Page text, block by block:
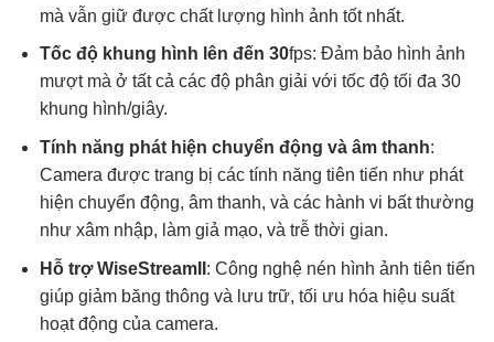
mà vẫn giữ được chất lượng hình ảnh tốt nhất.
Tốc độ khung hình lên đến 30fps: Đảm bảo hình ảnh
mượt mà ở tất cả các độ phân giải với tốc độ tối đa 30
khung hình/giây.
Tính năng phát hiện chuyển động và âm thanh:
Camera được trang bị các tính năng tiên tiến như phát
hiện chuyển động, âm thanh, và các hành vi bất thường
như xâm nhập, làm giả mạo, và trễ thời gian.
Hỗ trợ WiseStreamII : Công nghệ nén hình ảnh tiên tiến
giúp giảm băng thông và lưu trữ, tối ưu hóa hiệu suất
hoạt động của camera.